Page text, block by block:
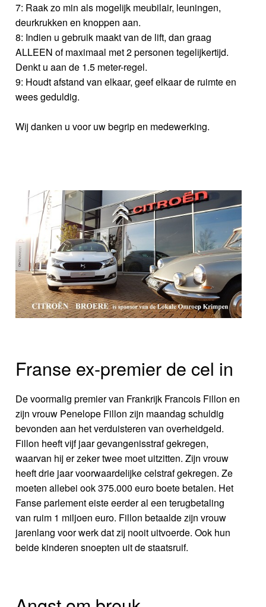
7: Raak zo min als mogelijk meubilair, leuningen,
deurkrukken en knoppen aan.
8: Indien u gebruik maakt van de lift, dan graag
ALLEEN of maximaal met 2 personen tegelijkertijd.
Denkt u aan de 1.5 meter-regel.
9: Houdt afstand van elkaar, geef elkaar de ruimte en
wees geduldig.
Wij danken u voor uw begrip en medewerking.
Franse ex-premier de cel in
De voormalig premier van Frankrijk Francois Fillon en
zijn vrouw Penelope Fillon zijn maandag schuldig
bevonden aan het verduisteren van overheidgeld.
Fillon heeft vijf jaar gevangenisstraf gekregen,
waarvan hij er zeker twee moet uitzitten. Zijn vrouw
heeft drie jaar voorwaardelijke celstraf gekregen. Ze
moeten allebei ook 375.000 euro boete betalen. Het
Fanse parlement eiste eerder al een terugbetaling
van ruim 1 miljoen euro. Fillon betaalde zijn vrouw
jarenlang voor werk dat zij nooit uitvoerde. Ook hun
beide kinderen snoepten uit de staatsruif.